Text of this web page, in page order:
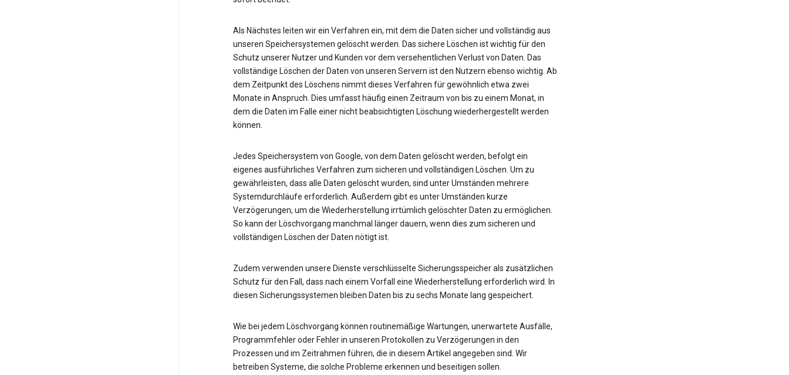
Als Nächstes leiten wir ein Verfahren ein, mit dem die Daten sicher und vollständig aus
unseren Speichersystemen gelöscht werden. Das sichere Löschen ist wichtig für den
Schutz unserer Nutzer und Kunden vor dem versehentlichen Verlust von Daten. Das
vollständige Löschen der Daten von unseren Servern ist den Nutzern ebenso wichtig. Ab
dem Zeitpunkt des Löschens nimmt dieses Verfahren für gewöhnlich etwa zwei
Monate in Anspruch. Dies umfasst häufig einen Zeitraum von bis zu einem Monat, in
dem die Daten im Falle einer nicht beabsichtigten Löschung wiederhergestellt werden
können.
Jedes Speichersystem von Google, von dem Daten gelöscht werden, befolgt ein
eigenes ausführliches Verfahren zum sicheren und vollständigen Löschen. Um zu
gewährleisten, dass alle Daten gelöscht wurden, sind unter Umständen mehrere
Systemdurchläufe erforderlich. Außerdem gibt es unter Umständen kurze
Verzögerungen, um die Wiederherstellung irrtümlich gelöschter Daten zu ermöglichen.
So kann der Löschvorgang manchmal länger dauern, wenn dies zum sicheren und
vollständigen Löschen der Daten nötigt ist.
Zudem verwenden unsere Dienste verschlüsselte Sicherungsspeicher als zusätzlichen
Schutz für den Fall, dass nach einem Vorfall eine Wiederherstellung erforderlich wird. In
diesen Sicherungssystemen bleiben Daten bis zu sechs Monate lang gespeichert.
Wie bei jedem Löschvorgang können routinemäßige Wartungen, unerwartete Ausfälle,
Programmfehler oder Fehler in unseren Protokollen zu Verzögerungen in den
Prozessen und im Zeitrahmen führen, die in diesem Artikel angegeben sind. Wir
betreiben Systeme, die solche Probleme erkennen und beseitigen sollen.